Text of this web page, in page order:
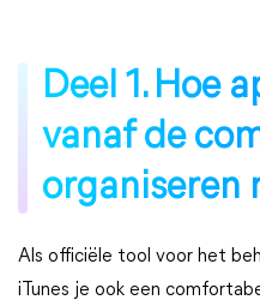
Deel 1. Hoe
vanaf de
organiseren
Als officiële tool voor het
iTunes je ook een